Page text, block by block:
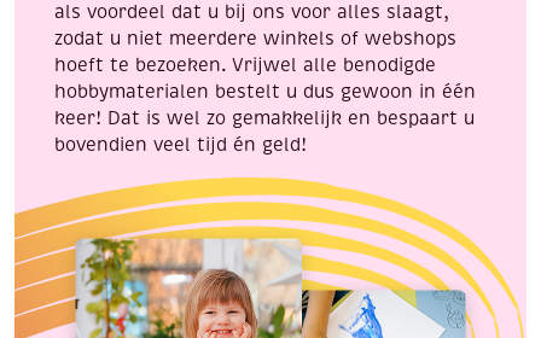
als voordeel dat u bij ons voor alles slaagt,
zodat u niet meerdere winkels of webshops
hoeft te bezoeken. Vrijwel alle benodigde
hobbymaterialen bestelt u dus gewoon in één
keer! Dat is wel zo gemakkelijk en bespaart u
bovendien veel tijd én geld!